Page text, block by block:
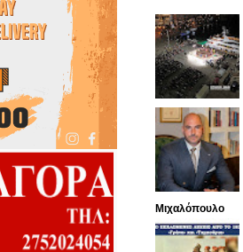
Μιχαλόπουλο